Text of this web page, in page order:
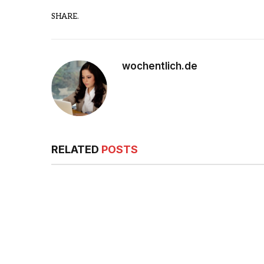
SHARE.
wochentlich.de
RELATED POSTS